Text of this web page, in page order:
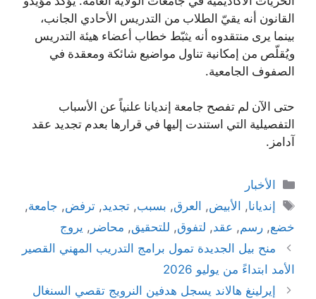
القانون أنه يقيّ الطلاب من التدريس الأحادي الجانب،
بينما يرى منتقدوه أنه يثبّط خطاب أعضاء هيئة التدريس
ويُقلّص من إمكانية تناول مواضيع شائكة ومعقدة في
الصفوف الجامعية.
حتى الآن لم تفصح جامعة إنديانا علنياً عن الأسباب
التفصيلية التي استندت إليها في قرارها بعدم تجديد عقد
آدامز.
التصنيفات
الأخبار
الوسوم
إنديانا, الأبيض, العرق, بسبب,تجديد,ترفض, جامعة,
خضع, رسم, عقد, لتفوق, للتحقيق, محاضر , يروج
منح بيل الجديدة تمول برامج التدريب المهني القصير
الأمد ابتداءً من يوليو 2026
إيرلينغ هالاند يسجل هدفين النرويج تقصي السنغال